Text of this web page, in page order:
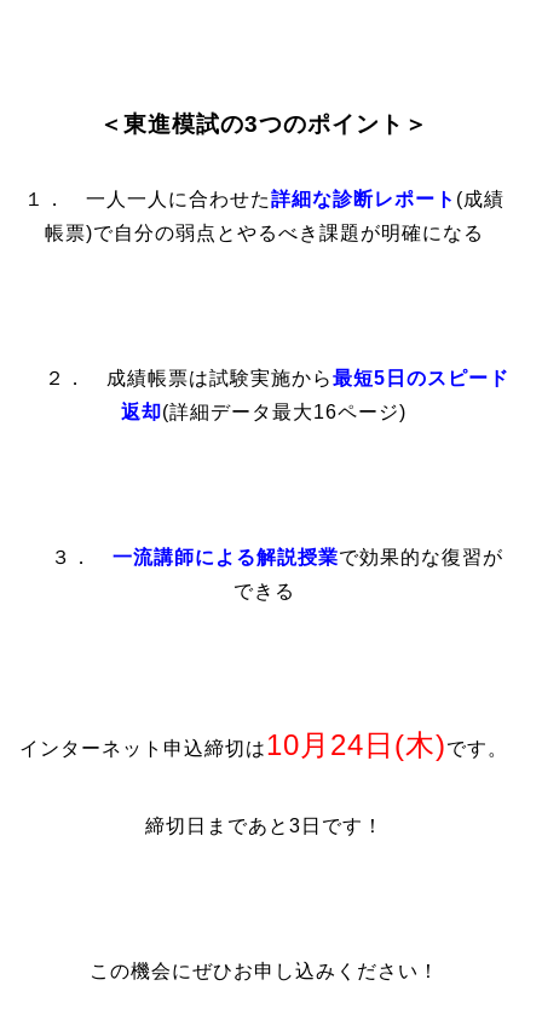
＜東進模試の3つのポイント＞
１． 一人一人に合わせた詳細な診断レポート (成績
帳票)で自分の弱点とやるべき課題が明確になる
２． 成績帳票は試験実施から最短5日のスピード
返却(詳細データ最大16ページ)
３．一流講師による解説授業で効果的な復習が
できる
インターネット申込締切は10月24日(木)です。
締切日まであと3日です！
この機会にぜひお申し込みください！